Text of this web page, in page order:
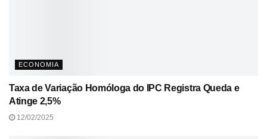
ECONOMIA
Taxa de Variação Homóloga do IPC Registra Queda e
Atinge 2,5%
12/02/2025